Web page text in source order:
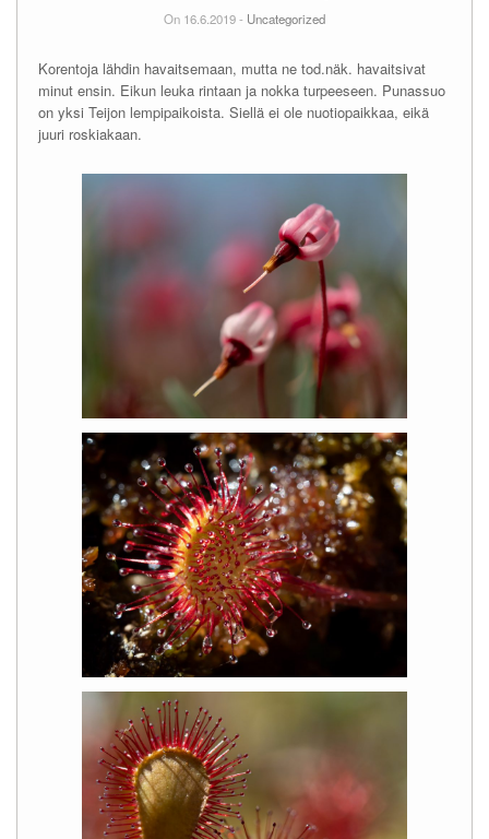
On 16.6.2019 - Uncategorized
Korentoja lähdin havaitsemaan, mutta ne tod.näk. havaitsivat
minut ensin. Eikun leuka rintaan ja nokka turpeeseen. Punassuo
on yksi Teijon lempipaikoista. Siellä ei ole nuotiopaikkaa, eikä
juuri roskiakaan.